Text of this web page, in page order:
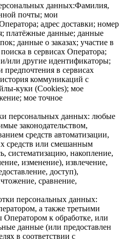
данных:Фамилия,
почты; мои
адрес доставки; номер
платёжные данные; данные
данные о заказах; участие в
в сервисах Оператора;
или другие идентификаторы;
предпочтения в сервисах
коммуникаций с
куки (Cookies); мое
мое точное
персональных данных: любые
законодательством,
средств автоматизации,
средств или смешанным
систематизацию, накопление,
изменение), извлечение,
доступ),
сравнение,
персональных данных:
а также третьими
к обработке, или
данные (или предоставлен
в соответствии с